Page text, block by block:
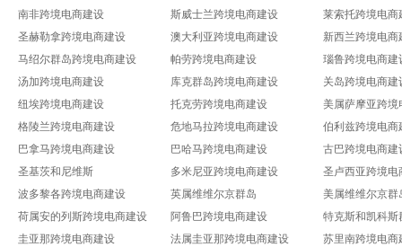
南非跨境电商建设
斯威士兰跨境电商建设
莱索托跨境电商
圣赫勒拿跨境电商建设
澳大利亚跨境电商建设
新西兰跨境电商
马绍尔群岛跨境电商建设
帕劳跨境电商建设
瑙鲁跨境电商建
汤加跨境电商建设
库克群岛跨境电商建设
关岛跨境电商建
纽埃跨境电商建设
托克劳跨境电商建设
美属萨摩亚跨境
格陵兰跨境电商建设
危地马拉跨境电商建设
伯利兹跨境电商
巴拿马跨境电商建设
巴哈马跨境电商建设
古巴跨境电商建
圣基茨和尼维斯
多米尼亚跨境电商建设
圣卢西亚跨境电
波多黎各跨境电商建设
英属维维尔京群岛
美属维维尔京群
荷属安的列斯跨境电商建设
阿鲁巴跨境电商建设
特克斯和凯科斯
圭亚那跨境电商建设
法属圭亚那跨境电商建设
苏里南跨境电商